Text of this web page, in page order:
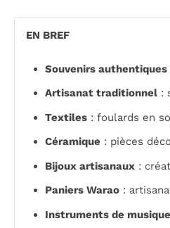
EN BREF
Souvenirs authentiques
Artisanat traditionnel :
Textiles : foulards en
Céramique : pièces
Bijoux artisanaux :
Paniers Warao :
Instruments de musique